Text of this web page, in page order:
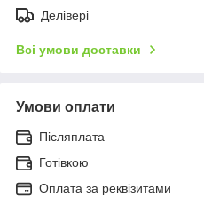
Делівері
Всі умови доставки
Умови оплати
Післяплата
Готівкою
Оплата за реквізитами